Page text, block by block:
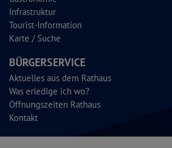
Infrastruktur
Tourist-Information
Karte / Suche
BÜRGERSERVICE
Aktuelles aus dem Rathaus
Was erledige ich wo?
Öffnungszeiten Rathaus
Kontakt